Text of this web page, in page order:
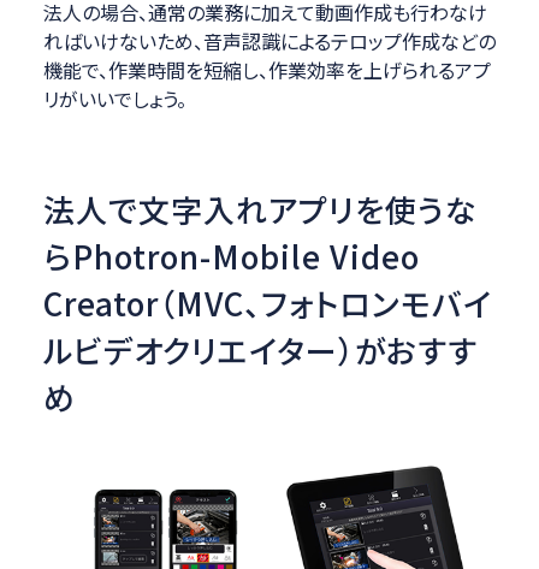
法人の場合、通常の業務に加えて動画作成も行わなけ
ればいけないため、音声認識によるテロップ作成などの
機能で、作業時間を短縮し、作業効率を上げられるアプ
リがいいでしょう。
法人で文字入れアプリを使うな
らPhotron-Mobile Video
Creator（MVC、フォトロンモバイ
ルビデオクリエイター）がおすす
め